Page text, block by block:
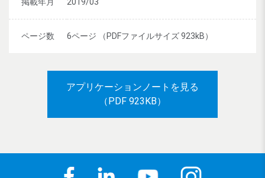
ページ数 6ページ （PDFファイルサイズ 923kB）
アプリケーションノートを見る
（PDF 923KB）